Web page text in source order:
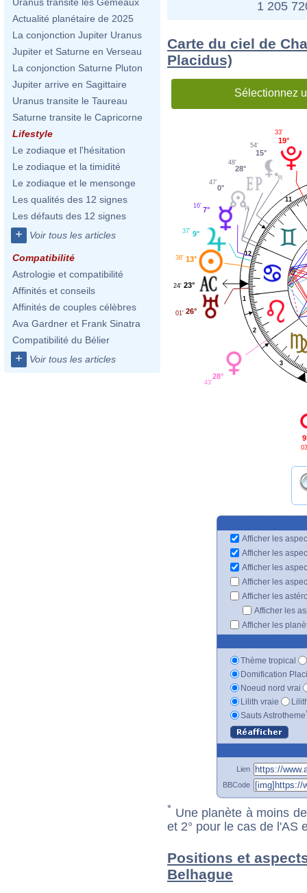
Actualité planétaire de 2025
La conjonction Jupiter Uranus
Jupiter et Saturne en Verseau
La conjonction Saturne Pluton
Jupiter arrive en Sagittaire
Uranus transite le Taureau
Saturne transite le Capricorne
Lifestyle
Le zodiaque et l'hésitation
Le zodiaque et la timidité
Le zodiaque et le mensonge
Les qualités des 12 signes
Les défauts des 12 signes
+ Voir tous les articles
Compatibilité
Astrologie et compatibilité
Affinités et conseils
Affinités de couples célèbres
Ava Gardner et Frank Sinatra
Compatibilité du Bélier
+ Voir tous les articles
1 205
Carte du ciel de
Placidus)
Sélectionnez
1
2
3
11
12
19°
33'
15°
54'
28°
48'
0°
47'
7°
16'
9°
37'
13°
38'
23°
24'
26°
01'
28°
43'
Afficher les
Afficher les
Afficher les
Afficher les
Afficher les
Afficher les
Afficher les
Thème tropical
Domification
Noeud nord vrai
Lilith vraie
Sauts Astrotheme
Lien
BBCode
* Une planète à moins
et 2° pour le cas de l'AS
Positions et
Belhague